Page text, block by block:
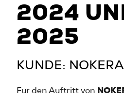
2024
2025
KUNDE:
Für den Auftritt von